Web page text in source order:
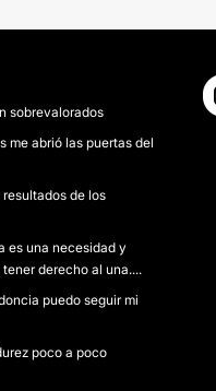
sobrevalorados
me abrió las puertas del
resultados de los
es una necesidad y
derecho al una....
puedo seguir mi
poco a poco